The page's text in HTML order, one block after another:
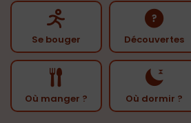
Se bouger Découvertes
Où manger ? Où dormir ?